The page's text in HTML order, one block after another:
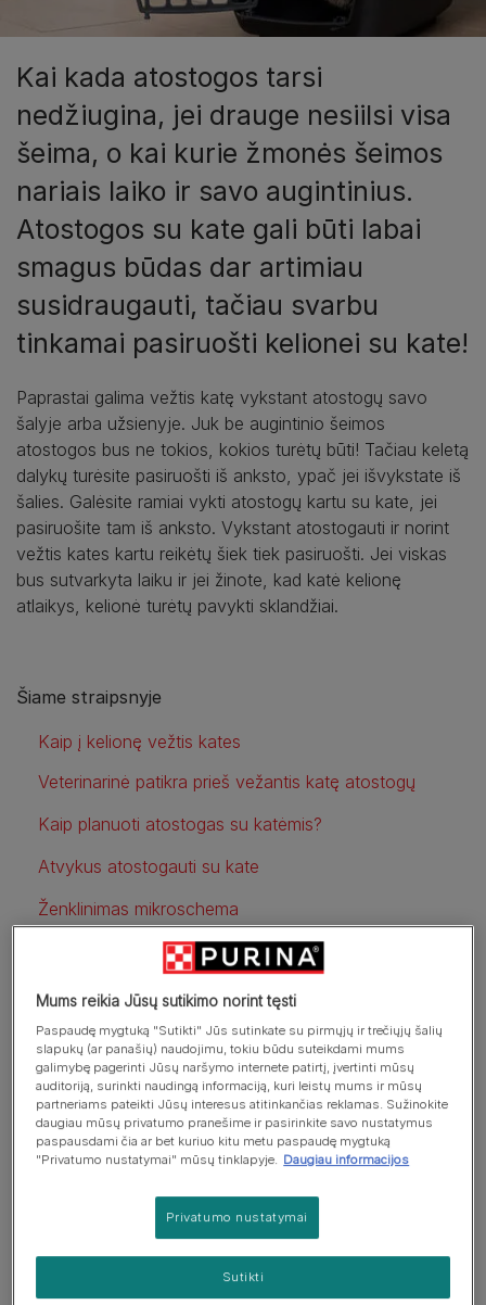
Kai kada atostogos tarsi
nedžiugina, jei drauge nesiilsi visa
šeima, o kai kurie žmonės šeimos
nariais laiko ir savo augintinius.
Atostogos su kate gali būti labai
smagus būdas dar artimiau
susidraugauti, tačiau svarbu
tinkamai pasiruošti kelionei su kate!
Paprastai galima vežtis katę vykstant atostogų savo
šalyje arba užsienyje. Juk be augintinio šeimos
atostogos bus ne tokios, kokios turėtų būti! Tačiau keletą
dalykų turėsite pasiruošti iš anksto, ypač jei išvykstate iš
šalies. Galėsite ramiai vykti atostogų kartu su kate, jei
pasiruošite tam iš anksto. Vykstant atostogauti ir norint
vežtis kates kartu reikėtų šiek tiek pasiruošti. Jei viskas
bus sutvarkyta laiku ir jei žinote, kad katė kelionę
atlaikys, kelionė turėtų pavykti sklandžiai.
Šiame straipsnyje
Kaip į kelionę vežtis kates
Veterinarinė patikra prieš vežantis katę atostogų
Kaip planuoti atostogas su katėmis?
Atvykus atostogauti su kate
Ženklinimas mikroschema
Jei paliekate katę namuose
Mums reikia Jūsų sutikimo norint tęsti
Paspaudę mygtuką "Sutikti" Jūs sutinkate su pirmųjų ir trečiųjų šalių
slapukų (ar panašių) naudojimu, tokiu būdu suteikdami mums
galimybę pagerinti Jūsų naršymo internete patirtį, įvertinti mūsų
auditoriją, surinkti naudingą informaciją, kuri leistų mums ir mūsų
partneriams pateikti Jūsų interesus atitinkančias reklamas. Sužinokite
daugiau mūsų privatumo pranešime ir pasirinkite savo nustatymus
paspausdami čia ar bet kuriuo kitu metu paspaudę mygtuką
"Privatumo nustatymai" mūsų tinklapyje. Daugiau informacijos
Privatumo nustatymai
Sutikti